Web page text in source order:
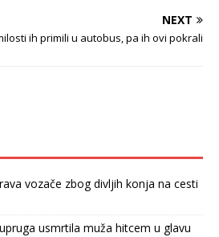
NEXT
ih primili u autobus, pa ih ovi pokrali
vozače zbog divljih konja na cesti
usmrtila muža hitcem u glavu